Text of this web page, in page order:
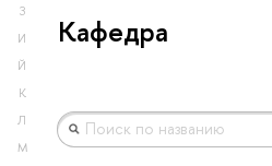
З
И
Й
К
Л
М
Кафедра